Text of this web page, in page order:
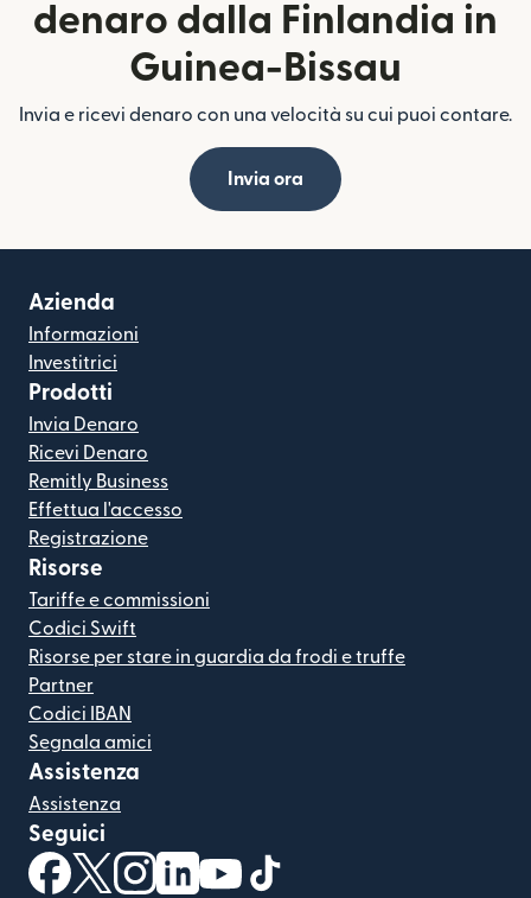
denaro dalla Finlandia in
Guinea-Bissau
Invia e ricevi denaro con una velocità su cui puoi contare.
Invia ora
Azienda
Informazioni
Investitrici
Prodotti
Invia Denaro
Ricevi Denaro
Remitly Business
Effettua l'accesso
Registrazione
Risorse
Tariffe e commissioni
Codici Swift
Risorse per stare in guardia da frodi e truffe
Partner
Codici IBAN
Segnala amici
Assistenza
Assistenza
Seguici
(si apre in una nuova finestra)
(si apre in una nuova finestra)
(si apre in una nuova finestra)
(si apre in una nuova finestra)
(si apre in una nuova finestra)